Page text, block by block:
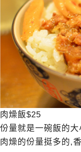
肉燥飯$25
份量就是一碗飯的
肉燥的份量挺多的,